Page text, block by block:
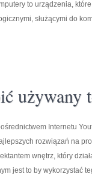
to urządzenia,
służącymi do
używany
Internetu
rozwiązań na
wnętrz, który
jest to by wykorzystać